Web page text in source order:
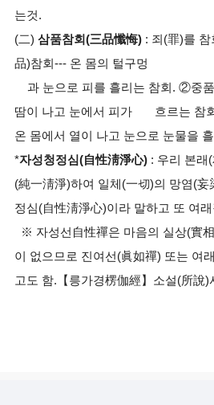
는것.
(二) 삼품참회(三品懺悔) : 죄(罪)를
品)참회--- 온 몸의 털구멍
과 눈으로 피를 흘리는 참회. ②중품
땀이 나고 눈에서 피가 흐르는 참
온 몸에서 열이 나고 눈으로 눈물을
*자성청정심(自性淸淨心) : 우리 본래
(純一淸淨)하여 일체(一切)의 망염(妄
정심(自性淸淨心)이라 말하고 또 여
※ 자성선自性禪은 마음의 실상(實
이 없으므로 진여선(眞如禪) 또는 여
고도 함.【릉가경楞伽經】소설(所說